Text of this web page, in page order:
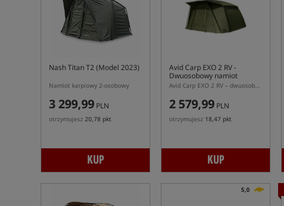
Nash Titan T2 (Model 2023)
Namiot karpiowy 2-osobowy
3 299,99 PLN
otrzymujesz 20,78 pkt
KUP
Avid Carp EXO 2 RV-
Dwuosobowy namiot
karpiowy
Avid Carp EXO 2 RV – dwuosobowy namiot karpiowy.
2 579,99 PLN
otrzymujesz 18,47 pkt
KUP
5,0